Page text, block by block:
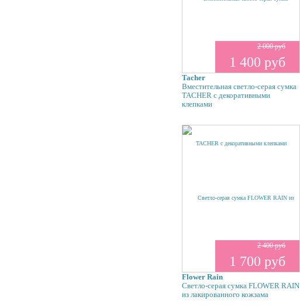
2 000 руб
1 400 руб
Tacher
Вместительная светло-серая сумка
TACHER с декоративными
клепками
2 400 руб
1 700 руб
Flower Rain
Светло-серая сумка FLOWER RAIN
из лакированного кожзама